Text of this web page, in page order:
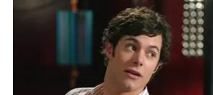
നവംബർ 13 - ഒരു പവന്‍
കുറഞ്ഞു. വിപണി വില
നവംബർ 14 - ഒരു പവന്‍
ഉയർന്നു. വിപണി വില